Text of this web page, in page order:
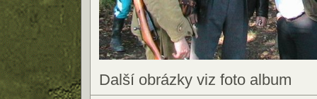
Další obrázky viz foto album